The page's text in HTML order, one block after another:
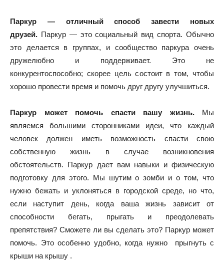
Паркур — отличный способ завести новых
друзей. Паркур — это социальный вид спорта. Обычно
это делается в группах, и сообщество паркура очень
дружелюбно и поддерживает. Это не
конкурентоспособно; скорее цель состоит в том, чтобы
хорошо провести время и помочь друг другу улучшиться.
Паркур может помочь спасти вашу жизнь. Мы
являемся большими сторонниками идеи, что каждый
человек должен иметь возможность спасти свою
собственную жизнь в случае возникновения
обстоятельств. Паркур дает вам навыки и физическую
подготовку для этого. Мы шутим о зомби и о том, что
нужно бежать и уклоняться в городской среде, но что,
если наступит день, когда ваша жизнь зависит от
способности бегать, прыгать и преодолевать
препятствия? Сможете ли вы сделать это? Паркур может
помочь. Это особенно удобно, когда нужно прыгнуть с
крыши на крышу .